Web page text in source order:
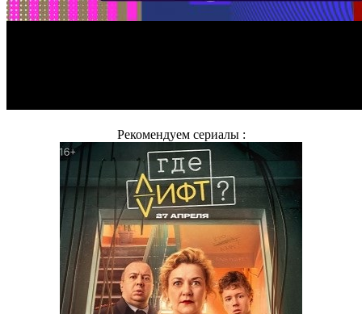
Рекомендуем сериалы :